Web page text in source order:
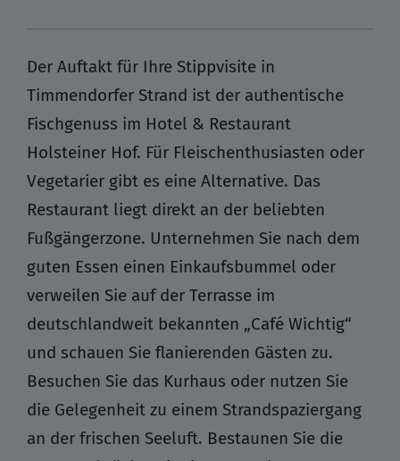
Der Auftakt für Ihre Stippvisite in
Timmendorfer Strand ist der authentische
Fischgenuss im Hotel & Restaurant
Holsteiner Hof. Für Fleischenthusiasten oder
Vegetarier gibt es eine Alternative. Das
Restaurant liegt direkt an der beliebten
Fußgängerzone. Unternehmen Sie nach dem
guten Essen einen Einkaufsbummel oder
verweilen Sie auf der Terrasse im
deutschlandweit bekannten „Café Wichtig“
und schauen Sie flanierenden Gästen zu.
Besuchen Sie das Kurhaus oder nutzen Sie
die Gelegenheit zu einem Strandspaziergang
an der frischen Seeluft. Bestaunen Sie die